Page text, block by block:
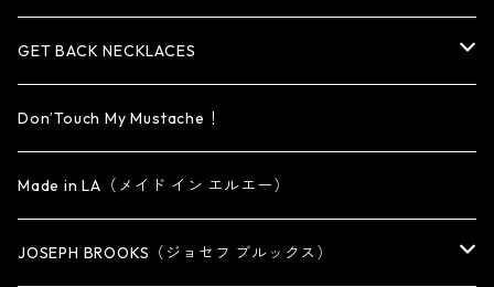
OTHER
reMIC
BRACELET
KEY CHAIN
OTHER
NECKLACE
BRACELET
CUFF
KEY CHAIN
CUFF・BANGLE
EARRING
PENDANT
BRACELET
CUFF・BANGLE
RING
EARRING・EAR CUFF
PENDANT
NECKLACE
GET BACK NECKLACES
ORIGINAL COLLECTION
SMALL
MEDIUM
Don’Touch My Mustache！
Made in LA（メイド イン エルエー）
JOSEPH BROOKS（ジョセフ ブルックス）